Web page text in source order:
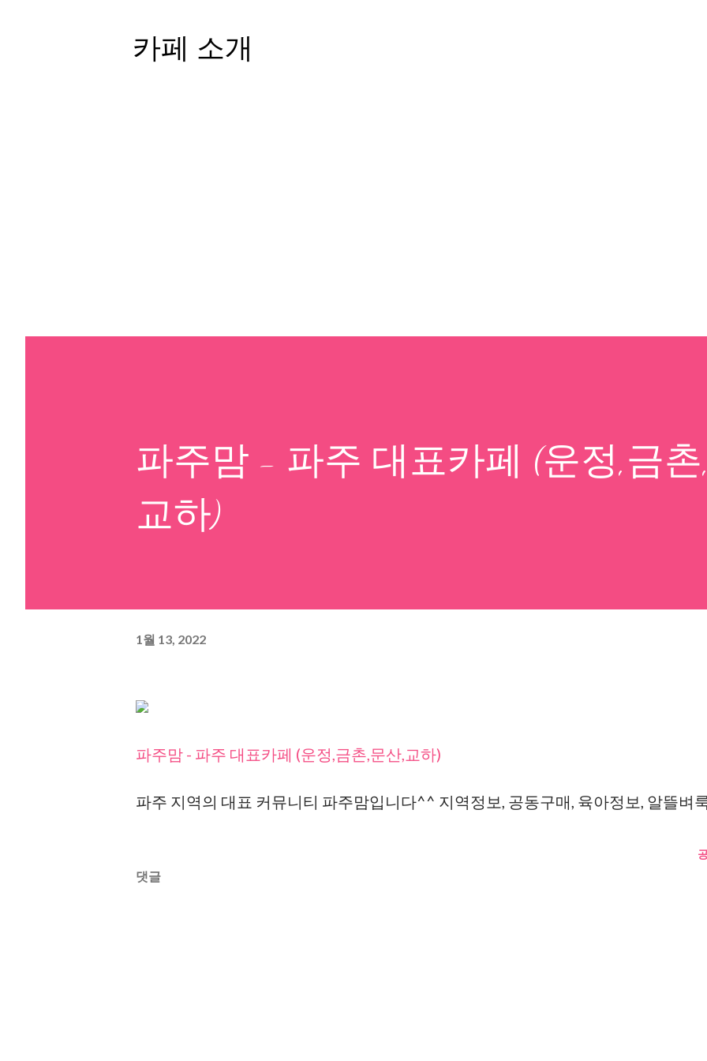
카페 소개
파주맘 - 파주 대표카페 (운정,금
교하)
1월 13, 2022
파주맘 - 파주 대표카페 (운정,금촌,문산,교하)
파주 지역의 대표 커뮤니티 파주맘입니다^^ 지역정보, 공동구매, 육아정보, 알뜰벼
댓글